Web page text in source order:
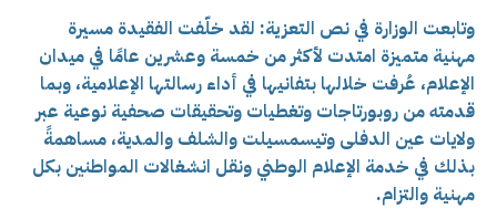
وتابعت الوزارة في نص التعزية: لقد خلّفت الفقيدة مسيرة
مهنية متميزة امتدت لأكثر من خمسة وعشرين عامًا في ميدان
الإعلام، عُرفت خلالها بتفانيها في أداء رسالتها الإعلامية، وبما
قدمته من روبورتاجات وتغطيات وتحقيقات صحفية نوعية عبر
ولايات عين الدفلى وتيسمسيلت والشلف والمدية، مساهمةً
بذلك في خدمة الإعلام الوطني ونقل انشغالات المواطنين بكل
مهنية والتزام.